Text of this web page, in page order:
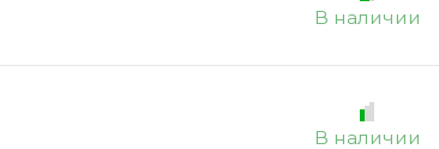
В наличии
В наличии